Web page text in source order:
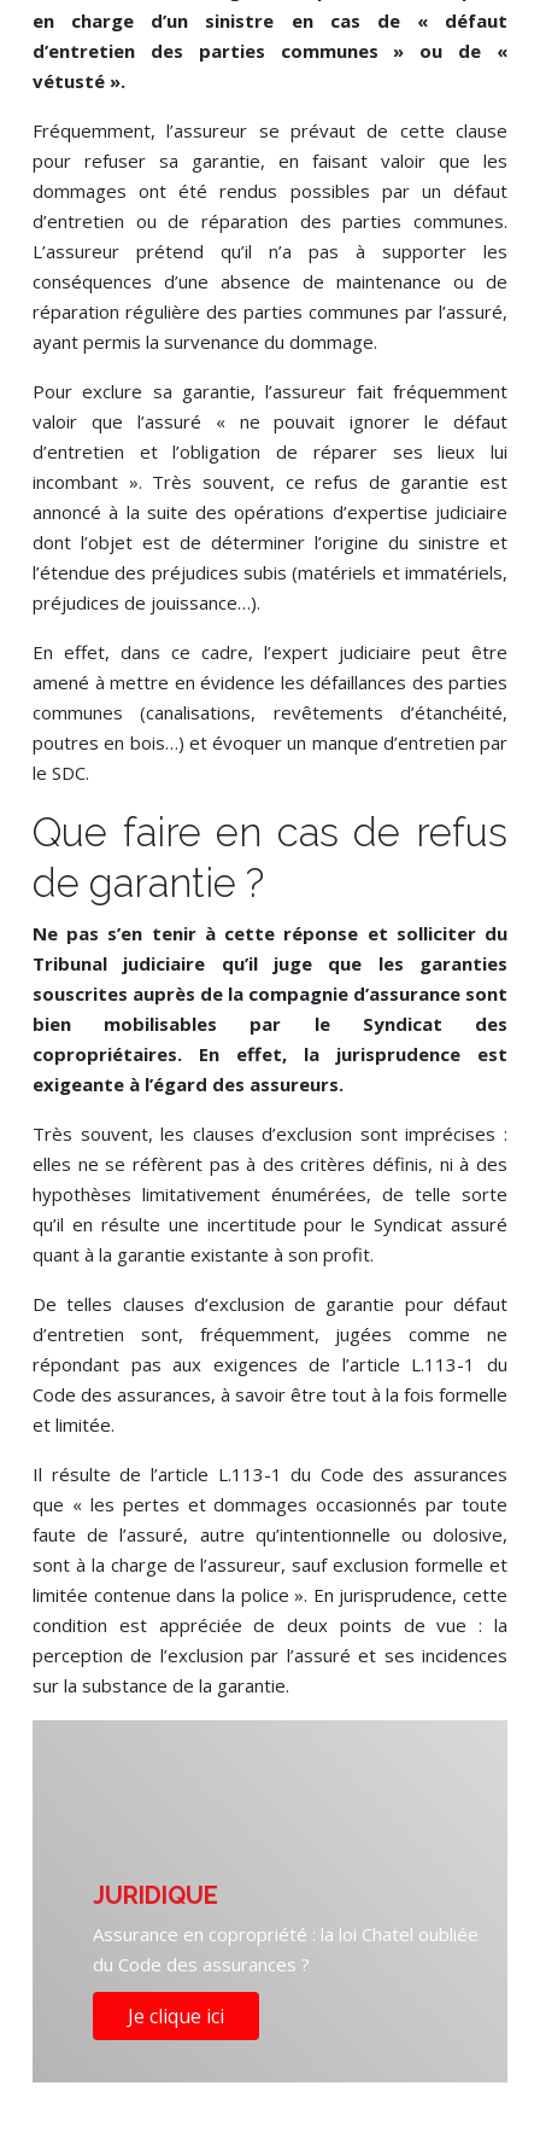
en charge d’un sinistre en cas de « défaut
d’entretien des parties communes » ou de «
vétusté ».
Fréquemment, l’assureur se prévaut de cette clause
pour refuser sa garantie, en faisant valoir que les
dommages ont été rendus possibles par un défaut
d’entretien ou de réparation des parties communes.
L’assureur prétend qu’il n’a pas à supporter les
conséquences d’une absence de maintenance ou de
réparation régulière des parties communes par l’assuré,
ayant permis la survenance du dommage.
Pour exclure sa garantie, l’assureur fait fréquemment
valoir que l’assuré « ne pouvait ignorer le défaut
d’entretien et l’obligation de réparer ses lieux lui
incombant ». Très souvent, ce refus de garantie est
annoncé à la suite des opérations d’expertise judiciaire
dont l’objet est de déterminer l’origine du sinistre et
l’étendue des préjudices subis (matériels et immatériels,
préjudices de jouissance…).
En effet, dans ce cadre, l’expert judiciaire peut être
amené à mettre en évidence les défaillances des parties
communes (canalisations, revêtements d’étanchéité,
poutres en bois…) et évoquer un manque d’entretien par
le SDC.
Que faire en cas de refus
de garantie ?
Ne pas s’en tenir à cette réponse et solliciter du
Tribunal judiciaire qu’il juge que les garanties
souscrites auprès de la compagnie d’assurance sont
bien mobilisables par le Syndicat des
copropriétaires. En effet, la jurisprudence est
exigeante à l’égard des assureurs.
Très souvent, les clauses d’exclusion sont imprécises :
elles ne se réfèrent pas à des critères définis, ni à des
hypothèses limitativement énumérées, de telle sorte
qu’il en résulte une incertitude pour le Syndicat assuré
quant à la garantie existante à son profit.
De telles clauses d’exclusion de garantie pour défaut
d’entretien sont, fréquemment, jugées comme ne
répondant pas aux exigences de l’article L.113-1 du
Code des assurances, à savoir être tout à la fois formelle
et limitée.
Il résulte de l’article L.113-1 du Code des assurances
que « les pertes et dommages occasionnés par toute
faute de l’assuré, autre qu’intentionnelle ou dolosive,
sont à la charge de l’assureur, sauf exclusion formelle et
limitée contenue dans la police ». En jurisprudence, cette
condition est appréciée de deux points de vue : la
perception de l’exclusion par l’assuré et ses incidences
sur la substance de la garantie.
JURIDIQUE
Assurance en copropriété : la loi Chatel oubliée
du Code des assurances ?
Je clique ici